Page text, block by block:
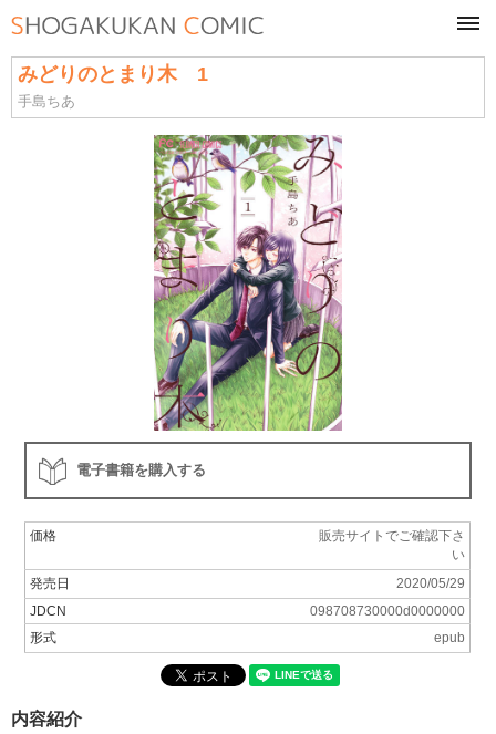
みどりのとまり木 1
手島ちあ
電子書籍を購入する
価格
販売サイトでご確認下さ
い
発売日
2020/05/29
JDCN
098708730000d0000000
形式
epub
内容紹介